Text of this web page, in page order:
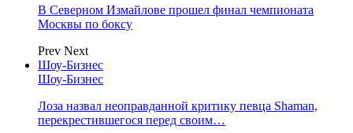
В Северном Измайлове прошел финал чемпионата
Москвы по боксу
Prev Next
Шоу-Бизнес
Шоу-Бизнес
Лоза назвал неоправданной критику певца Shaman,
перекрестившегося перед своим…